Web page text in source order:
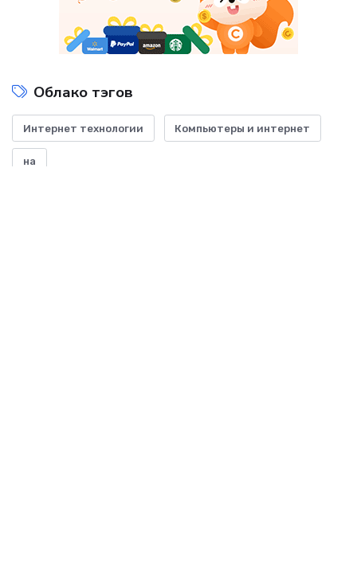
Облако тэгов
Интернет технологии Компьютеры и интернет
на